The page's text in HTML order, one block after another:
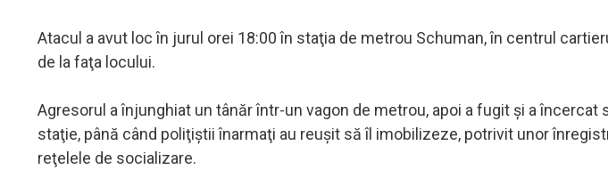
Atacul a avut loc în jurul orei 18:00 în staţia de metrou Schuman, în centrul
de la faţa locului.
Agresorul a înjunghiat un tânăr într-un vagon de metrou, apoi a fugit şi a încercat
staţie, până când poliţiştii înarmaţi au reuşit să îl imobilizeze, potrivit unor
reţelele de socializare.